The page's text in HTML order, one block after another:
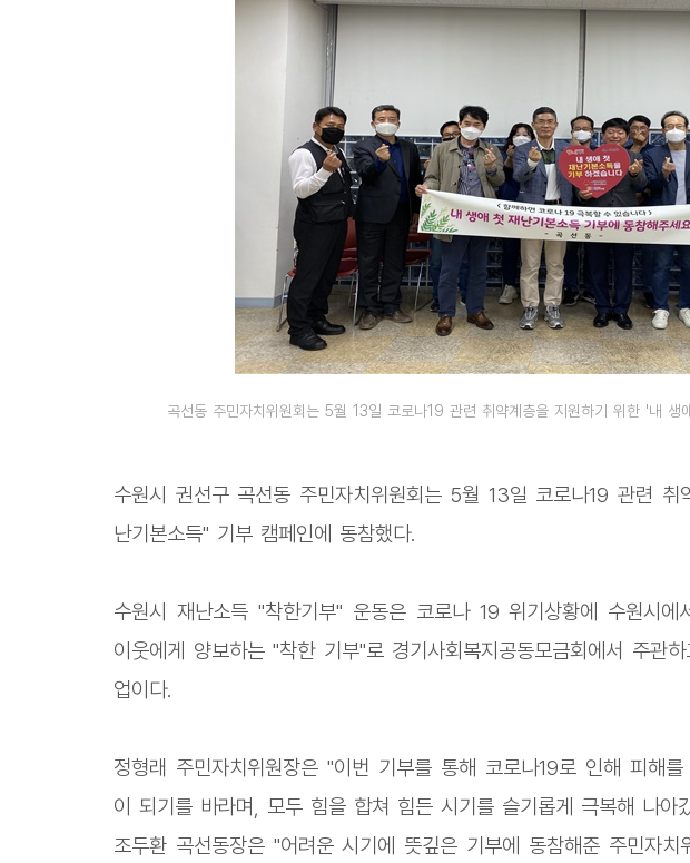
곡선동 주민자치위원회는 5월 13일 코로나19 관련 취약계층을 지원하기 위한 '내 생
수원시 권선구 곡선동 주민자치위원회는 5월 13일 코로나19 관련
난기본소득" 기부 캠페인에 동참했다.
수원시 재난소득 "착한기부" 운동은 코로나 19 위기상황에 수원시
이웃에게 양보하는 "착한 기부"로 경기사회복지공동모금회에서 주관
업이다.
정형래 주민자치위원장은 "이번 기부를 통해 코로나19로 인해 피해
이 되기를 바라며, 모두 힘을 합쳐 힘든 시기를 슬기롭게 극복해 나아
조두환 곡선동장은 "어려운 시기에 뜻깊은 기부에 동참해준 주민자치